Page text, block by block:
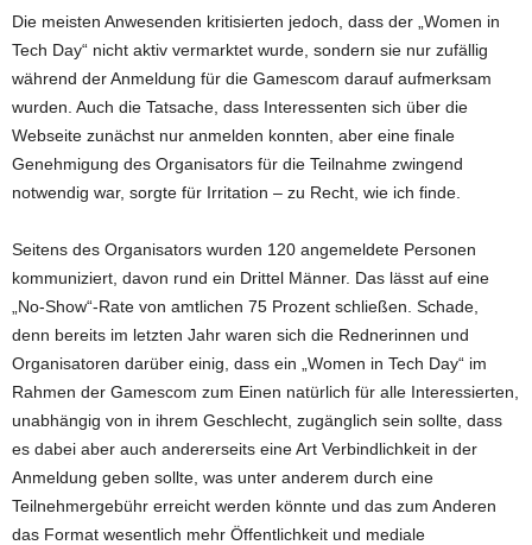
Die meisten Anwesenden kritisierten jedoch, dass der „Women in
Tech Day“ nicht aktiv vermarktet wurde, sondern sie nur zufällig
während der Anmeldung für die Gamescom darauf aufmerksam
wurden. Auch die Tatsache, dass Interessenten sich über die
Webseite zunächst nur anmelden konnten, aber eine finale
Genehmigung des Organisators für die Teilnahme zwingend
notwendig war, sorgte für Irritation – zu Recht, wie ich finde.
Seitens des Organisators wurden 120 angemeldete Personen
kommuniziert, davon rund ein Drittel Männer. Das lässt auf eine
„No-Show“-Rate von amtlichen 75 Prozent schließen. Schade,
denn bereits im letzten Jahr waren sich die Rednerinnen und
Organisatoren darüber einig, dass ein „Women in Tech Day“ im
Rahmen der Gamescom zum Einen natürlich für alle Interessierten,
unabhängig von in ihrem Geschlecht, zugänglich sein sollte, dass
es dabei aber auch andererseits eine Art Verbindlichkeit in der
Anmeldung geben sollte, was unter anderem durch eine
Teilnehmergebühr erreicht werden könnte und das zum Anderen
das Format wesentlich mehr Öffentlichkeit und mediale